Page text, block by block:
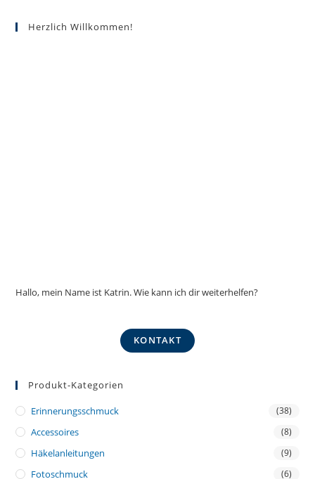
Herzlich Willkommen!
Hallo, mein Name ist Katrin. Wie kann ich dir weiterhelfen?
KONTAKT
Produkt-Kategorien
Erinnerungsschmuck (38)
Accessoires (8)
Häkelanleitungen (9)
Fotoschmuck (6)